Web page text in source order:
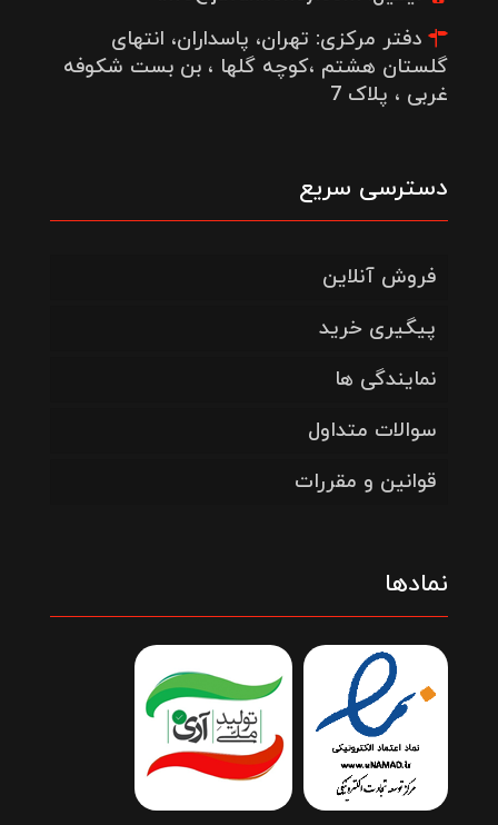
دفتر مرکزی: تهران، پاسداران، انتهای
گلستان هشتم ،کوچه گلها ، بن بست شکوفه
غربی ، پلاک 7
دسترسی سریع
فروش آنلاین
پیگیری خرید
نمایندگی ها
سوالات متداول
قوانین و مقررات
نمادها